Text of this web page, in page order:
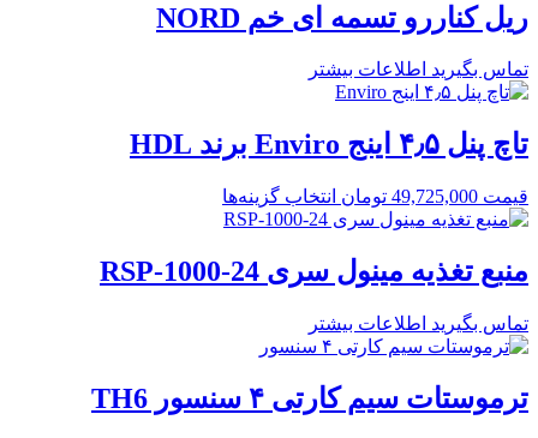
ریل کناررو تسمه ای خم NORD
تماس بگیرید اطلاعات بیشتر
تاچ پنل ۴٫۵ اینج Enviro برند HDL
قیمت 49,725,000 تومان انتخاب گزینه‌ها
منبع تغذیه مینول سری RSP-1000-24
تماس بگیرید اطلاعات بیشتر
ترموستات سیم کارتی ۴ سنسور TH6